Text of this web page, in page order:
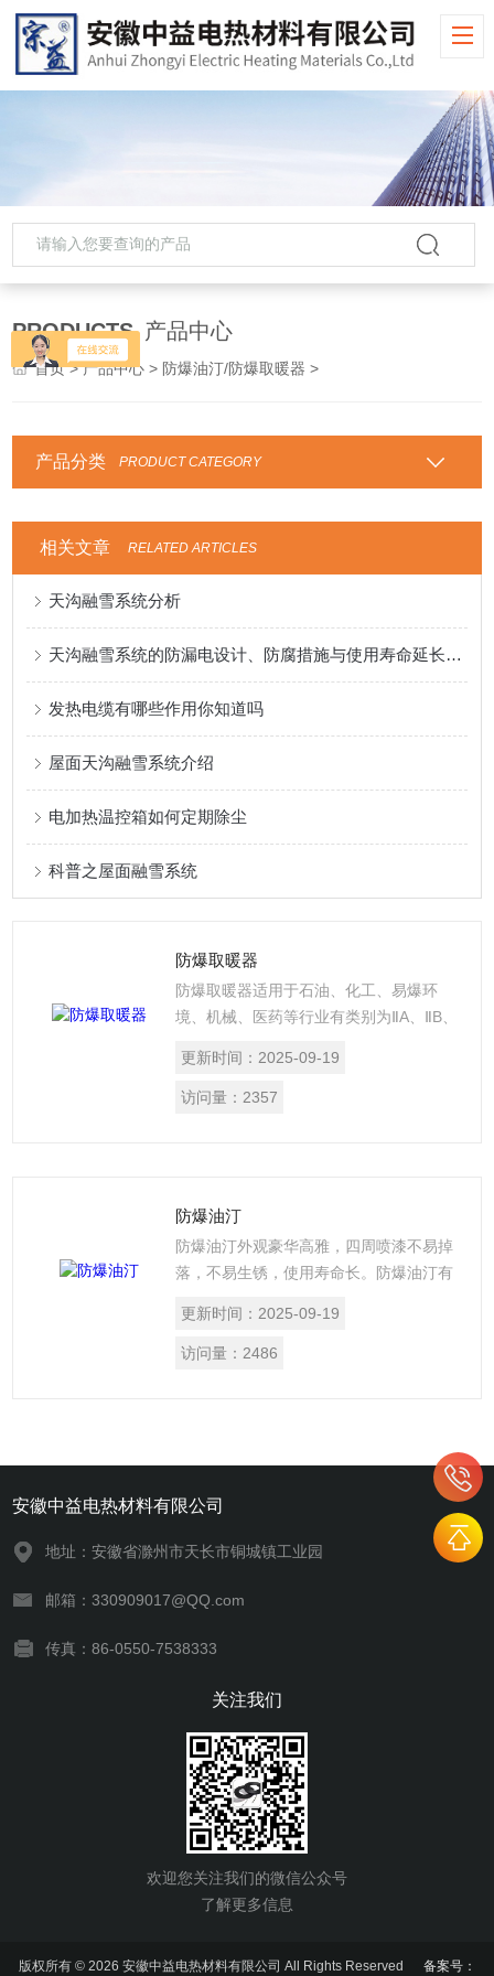
PRODUCTS 产品中心
首页>产品中心 > 防爆油汀/防爆取暖器 >
产品分类 PRODUCT CATEGORY
相关文章 RELATED ARTICLES
天沟融雪系统分析
天沟融雪系统的防漏电设计、防腐措施与使用寿命延长策略
发热电缆有哪些作用你知道吗
屋面天沟融雪系统介绍
电加热温控箱如何定期除尘
科普之屋面融雪系统
防爆取暖器
防爆取暖器适用于石油、化工、易爆环
境、机械、医药等行业有类别为ⅡA、ⅡB、
气体混合物的车间、控制室、仓库、加油
站等划分危险区域为1区、2区的场所做保
更新时间： 2025-09-19
访问量： 2357
防爆油汀
防爆油汀外观豪华高雅，四周喷漆不易掉
落，不易生锈，使用寿命长。防爆油汀有
味，温控、热保护器装置，使用更安全，
直角板大脚设计，万向轮，移动方便。
更新时间： 2025-09-19
访问量： 2486
安徽中益电热材料有限公司
地址：安徽省滁州市天长市铜城镇工业园
邮箱：330909017@QQ.com
传真：86-0550-7538333
关注我们
欢迎您关注我们的微信公众号
了解更多信息
版权所有 © 2026 安徽中益电热材料有限公司 All Rights Reserved 备案号：